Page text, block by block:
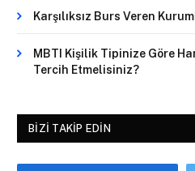
Karşılıksız Burs Veren
MBTI Kişilik Tipinize Göre
Tercih Etmelisiniz?
BIZI TAKIP EDIN